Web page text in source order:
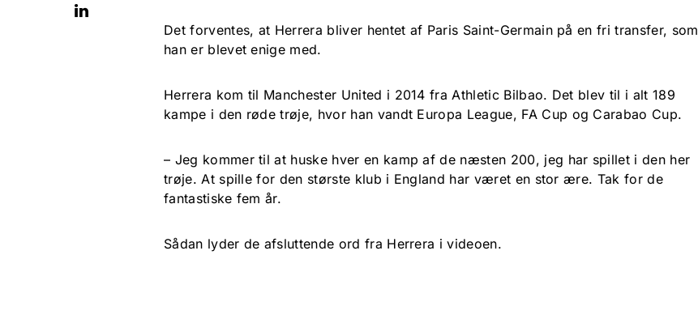
Det forventes, at Herrera bliver hentet af Paris Saint-Germain på en fri transfer, som
han er blevet enige med.
Herrera kom til Manchester United i 2014 fra Athletic Bilbao. Det blev til i alt 189
kampe i den røde trøje, hvor han vandt Europa League, FA Cup og Carabao Cup.
– Jeg kommer til at huske hver en kamp af de næsten 200, jeg har spillet i den her
trøje. At spille for den største klub i England har været en stor ære. Tak for de
fantastiske fem år.
Sådan lyder de afsluttende ord fra Herrera i videoen.